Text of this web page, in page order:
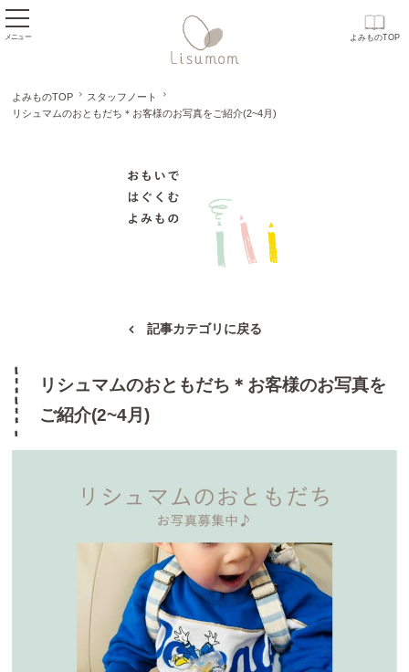
メニュー よみものTOP
よみものTOP
スタッフノート
リシュマムのおともだち＊お客様のお写真をご紹介(2~4月)
記事カテゴリに戻る
リシュマムのおともだち＊お客様のお写真を
ご紹介(2~4月)